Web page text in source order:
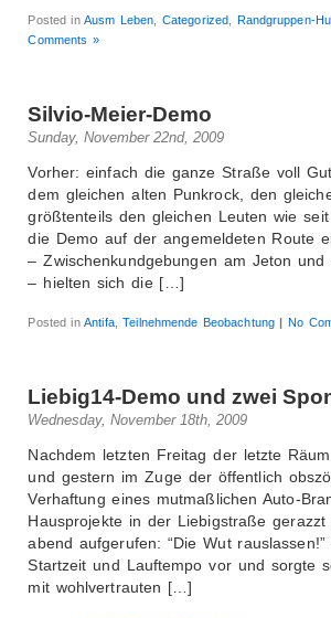
Posted inAusm Leben Categorized Randgruppen-
Comments »
Silvio-Meier-Demo
Sunday, November 22nd, 2009
Vorher: einfach die ganze Straße voll
dem gleichen alten Punkrock, den
größtenteils den gleichen Leuten wie
die Demo auf der angemeldeten Route
– Zwischenkundgebungen am Jeton
– hielten sich die […]
Posted inAntifa,Teilnehmende Beobachtung | No
Liebig14-Demo und zwei
Wednesday, November 18th, 2009
Nachdem letzten Freitag der letzte
und gestern im Zuge der öffentlich
Verhaftung eines mutmaßlichen Auto-
Hausprojekte in der Liebigstraße
abend aufgerufen: “Die Wut
Startzeit und Lauftempo vor und sorgte
mit wohlvertrauten […]